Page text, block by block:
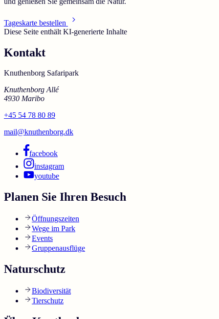
Tageskarte bestellen
Diese Seite enthält KI-generierte Inhalte
Kontakt
Knuthenborg Safaripark
Knuthenborg Allé
4930 Maribo
+45 54 78 80 89
mail@knuthenborg.dk
facebook
instagram
youtube
Planen Sie Ihren Besuch
Öffnungszeiten
Wege im Park
Events
Gruppenausflüge
Naturschutz
Biodiversität
Tierschutz